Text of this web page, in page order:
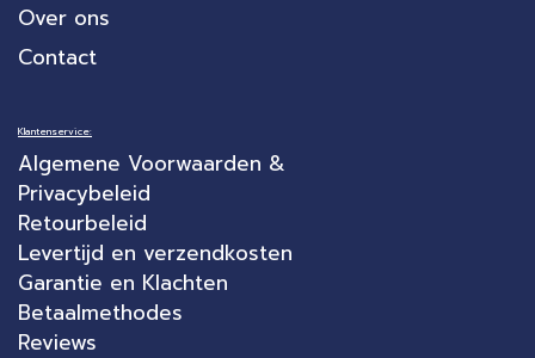
Over ons
Contact
Klantenservice:
Algemene Voorwaarden &
Privacybeleid
Retourbeleid
Levertijd en verzendkosten
Garantie en Klachten
Betaalmethodes
Reviews